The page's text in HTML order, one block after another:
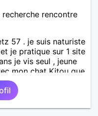
rencontre
57 . je suis naturiste
je pratique sur 1 site
je vis seul , jeune
mon chat Kitou que
une femme
des moments
dans le respect